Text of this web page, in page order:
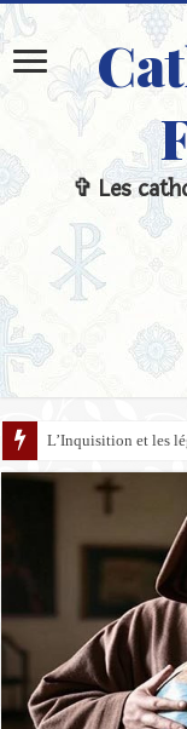
✞ Les
L’Inquisition et les